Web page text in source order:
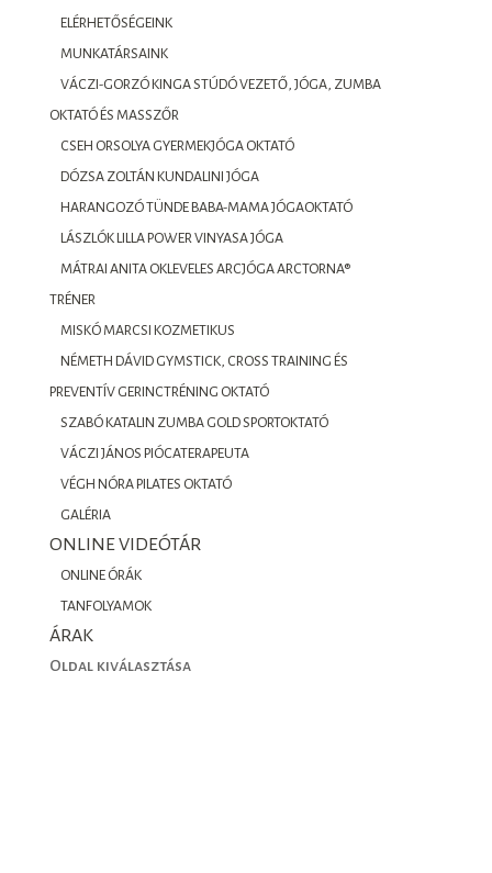
ELÉRHETŐSÉGEINK
MUNKATÁRSAINK
VÁCZI-GORZÓ KINGA STÚDÓ VEZETŐ, JÓGA, ZUMBA
OKTATÓ ÉS MASSZŐR
CSEH ORSOLYA GYERMEKJÓGA OKTATÓ
DÓZSA ZOLTÁN KUNDALINI JÓGA
HARANGOZÓ TÜNDE BABA-MAMA JÓGAOKTATÓ
LÁSZLÓK LILLA POWER VINYASA JÓGA
MÁTRAI ANITA OKLEVELES ARCJÓGA ARCTORNA®
TRÉNER
MISKÓ MARCSI KOZMETIKUS
NÉMETH DÁVID GYMSTICK, CROSS TRAINING ÉS
PREVENTÍV GERINCTRÉNING OKTATÓ
SZABÓ KATALIN ZUMBA GOLD SPORTOKTATÓ
VÁCZI JÁNOS PIÓCATERAPEUTA
VÉGH NÓRA PILATES OKTATÓ
GALÉRIA
ONLINE VIDEÓTÁR
ONLINE ÓRÁK
TANFOLYAMOK
ÁRAK
Oldal kiválasztása